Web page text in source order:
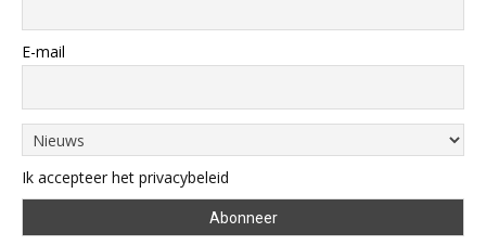
E-mail
Ik accepteer het privacybeleid